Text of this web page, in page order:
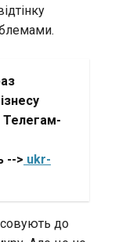
Телегам-
--> ukr-
до